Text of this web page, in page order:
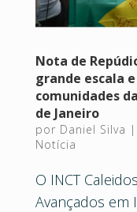
Nota de
grande escala
comunidades
de Janeiro
por Daniel Silva |
Notícia
O INCT
Avançados em